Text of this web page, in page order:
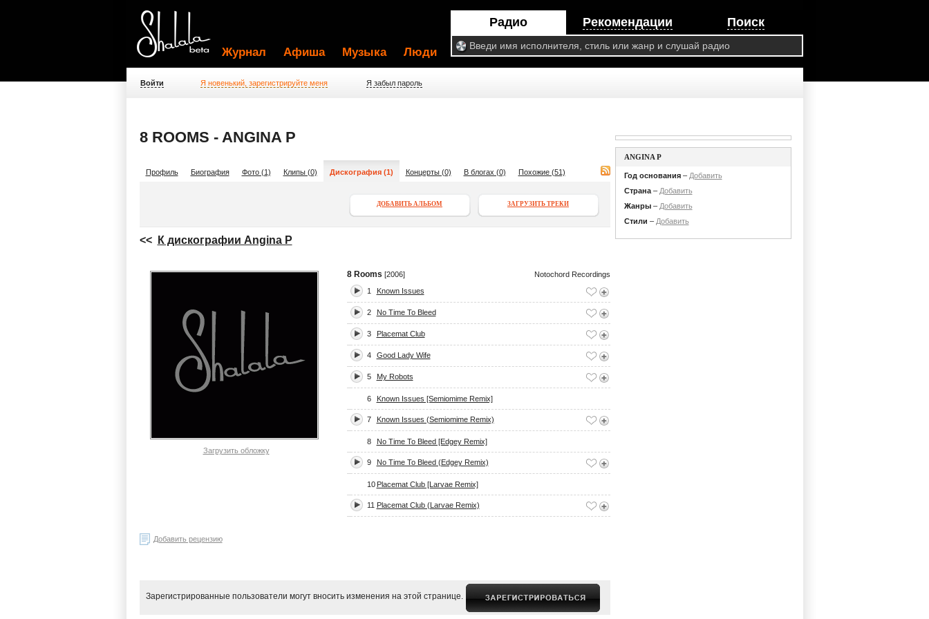
Радио Рекомендации Поиск
Журнал Афиша Музыка Люди
Войти Я новенький, зарегистрируйте меня Я забыл пароль
8 ROOMS - ANGINA P
Профиль Биография Фото (1) Клипы (0) Дискография (1) Концерты (0) В блогах (0) Похожие (51)
ЗАГРУЗИТЬ ТРЕКИ
ДОБАВИТЬ АЛЬБОМ
<< К дискографии Angina P
Загрузить обложку
8 Rooms [2006]
Notochord Recordings
1
Known Issues
2 No Time To Bleed
3 Placemat Club
4 Good Lady Wife
5 My Robots
6 Known Issues [Semiomime Remix]
7 Known Issues (Semiomime Remix)
8 No Time To Bleed [Edgey Remix]
9 No Time To Bleed (Edgey Remix)
10 Placemat Club [Larvae Remix]
11 Placemat Club (Larvae Remix)
Добавить рецензию
Зарегистрированные пользователи могут вносить изменения на этой странице.
ANGINA P
Год основания– Добавить
Страна– Добавить
Жанры– Добавить
Стили – Добавить